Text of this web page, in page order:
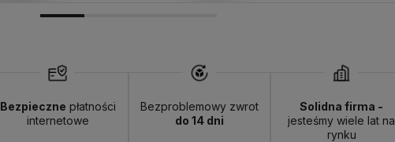
Bezpieczne płatności
internetowe
Bezproblemowy zwrot
do 14 dni
Solidna firma -
jesteśmy wiele lat na
rynku
Wyślemy do Ciebie w: 24 godziny